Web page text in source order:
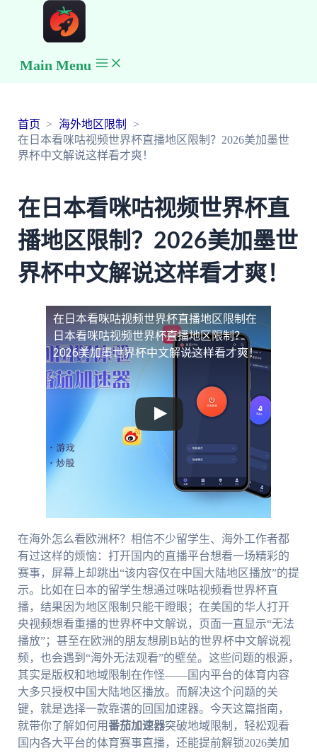
Main Menu
首页
海外地区限制
在日本看咪咕视频世界杯直播地区限制？2026美加墨世
界杯中文解说这样看才爽！
在日本看咪咕视频世界杯直
播地区限制？2026美加墨世
界杯中文解说这样看才爽！
在日本看咪咕视频世界杯直播地区限制 在
日本看咪咕视频世界杯直播地区限制？
2026美加墨世界杯中文解说这样看才爽！
在海外怎么看欧洲杯？相信不少留学生、海外工作者都
有过这样的烦恼：打开国内的直播平台想看一场精彩的
赛事，屏幕上却跳出“该内容仅在中国大陆地区播放”的提
示。比如在日本的留学生想通过咪咕视频看世界杯直
播，结果因为地区限制只能干瞪眼；在美国的华人打开
央视频想看重播的世界杯中文解说，页面一直显示“无法
播放”；甚至在欧洲的朋友想刷B站的世界杯中文解说视
频，也会遇到“海外无法观看”的壁垒。这些问题的根源，
其实是版权和地域限制在作怪——国内平台的体育内容
大多只授权中国大陆地区播放。而解决这个问题的关
键，就是选择一款靠谱的回国加速器。今天这篇指南，
就带你了解如何用番茄加速器突破地域限制，轻松观看
国内各大平台的体育赛事直播，还能提前解锁2026美加